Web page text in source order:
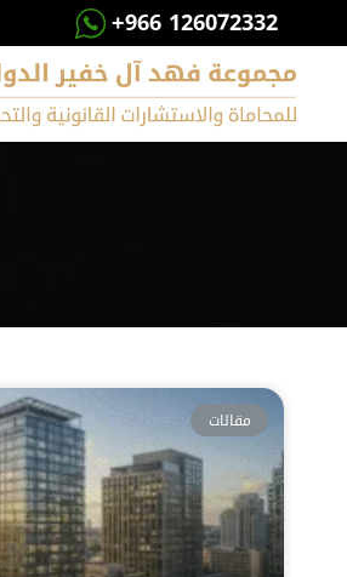
+966 126072332
مقالات